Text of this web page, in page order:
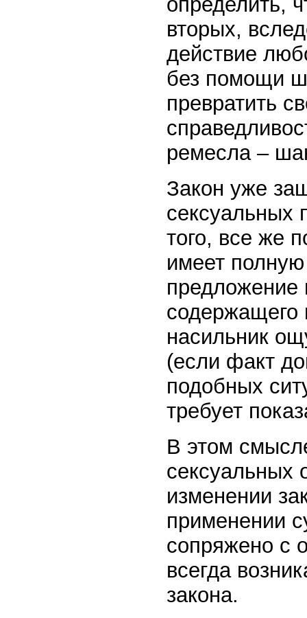
вторых,
действие
без помощи
превратить
ремесла –
Закон уже
сексуальных
того, все же
имеет
предложение
содержащего
насильник
(если факт
подобных
требует
В этом
сексуальных
изменении
применении
сопряжено с
всегда
закона.